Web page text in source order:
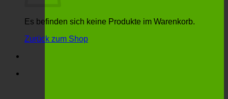
Es befinden sich keine Produkte im Warenkorb.
Zurück zum Shop